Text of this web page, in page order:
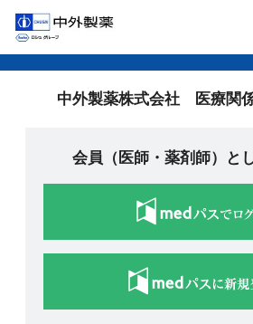
中外製薬株式会社 医療関
会員（医師・薬剤師）と